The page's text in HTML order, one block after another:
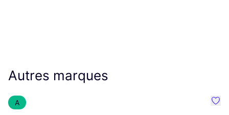
Autres marques
A